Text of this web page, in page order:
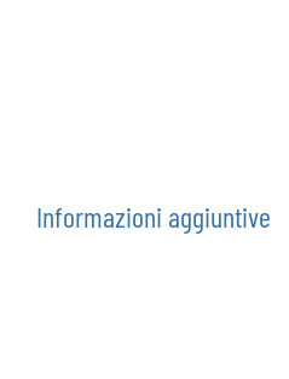
Informazioni aggiuntive